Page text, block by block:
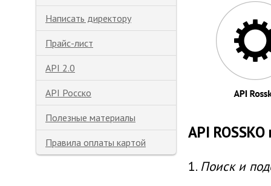
Написать директору
Прайс-лист
API 2.0
API Росско
Полезные материалы
Правила оплаты картой
API
1. Поиск и